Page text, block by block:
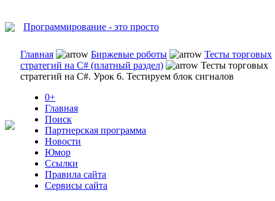
Программирование - это просто
Главная Биржевые роботы
Тесты торговых
стратегий на C# (платный раздел)
Тесты торговых
стратегий на C#. Урок 6. Тестируем блок сигналов
0+
Главная
Поиск
Партнерская программа
Новости
Юмор
Ссылки
Правила сайта
Сервисы сайта